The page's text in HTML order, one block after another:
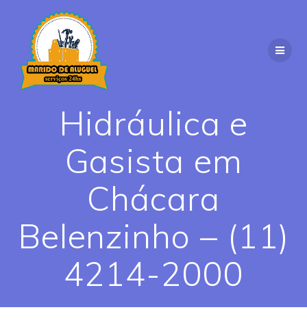
Hidráulica e
Gasista em
Chácara
Belenzinho – (11)
4214-2000